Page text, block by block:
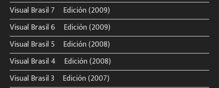
Visual Brasil 7º Edición (2009)
Visual Brasil 6º Edición (2009)
Visual Brasil 5º Edición (2008)
Visual Brasil 4º Edición (2008)
Visual Brasil 3º Edición (2007)